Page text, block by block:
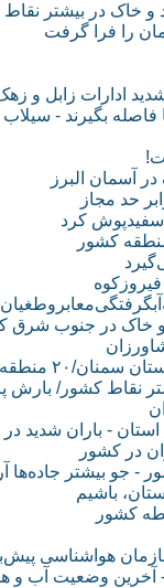
خاک در بیشتر
را فرا گرفت
‌ادارات زابل و
فاصله بگیرند -
آسمان البرز
سفیدپوش کرد
خاک در جنوب شرق
شناسایی شد
نقاط کشور/ بارش
در کشور
- جو بیشتر جاده‌ها
هواشناسی
- آخرین وضعیت آب و